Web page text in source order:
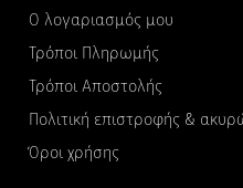
Ο λογαριασμός μου
Τρόποι Πληρωμής
Τρόποι Αποστολής
Πολιτική επιστροφής &
Όροι χρήσης